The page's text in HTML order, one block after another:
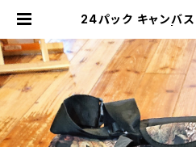
24パック キャンバ